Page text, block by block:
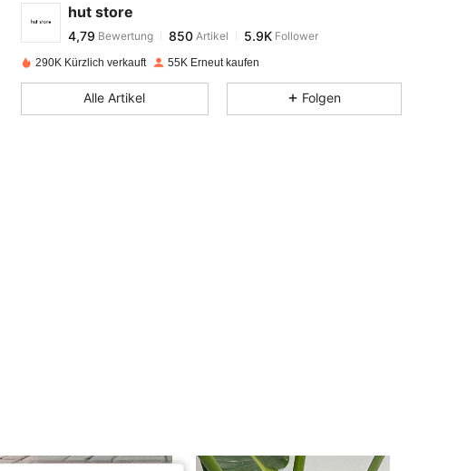
hut store
s***rbezahltVor 1 Tag
4,79 850 5.9K
290K Kürzlich verkauft 55K Erneut kaufen
Alle Artikel Folgen